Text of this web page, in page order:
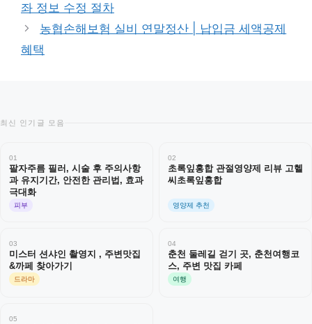
좌 정보 수정 절차
농협손해보험 실비 연말정산 | 납입금 세액공제
혜택
최신 인기글 모음
01
팔자주름 필러, 시술 후 주의사항
과 유지기간, 안전한 관리법, 효과
극대화
피부
02
초록잎홍합 관절영양제 리뷰 고헬
씨초록잎홍합
영양제 추천
03
미스터 션샤인 촬영지 , 주변맛집
&까페 찾아가기
드라마
04
춘천 둘레길 걷기 곳, 춘천여행코
스, 주변 맛집 카페
여행
05